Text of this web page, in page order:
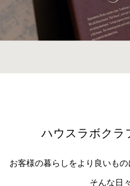
ハウスラボクラ
お客様の暮らしをより良いも
そんな日